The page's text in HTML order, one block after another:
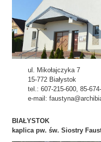
ul. Mikołajczyka 7
15-772 Białystok
tel.: 607-215-600, 85-
e-mail:
BIAŁYSTOK
kaplica pw. św. Siostry